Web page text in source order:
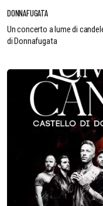
DONNAFUGATA
Un concerto a lume di
di Donnafugata